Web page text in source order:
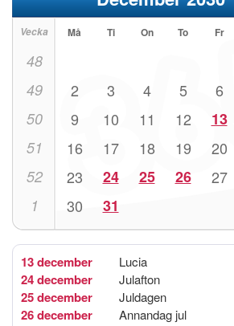
Vecka Må Ti On To Fr
48
49 2 3 4 5 6
50 9 10 11 12 13
51 16 17 18 19 20
52 23 24 25 26 27
1 30 31
13 december Lucia
24 december Julafton
25 december Juldagen
26 december Annandag jul